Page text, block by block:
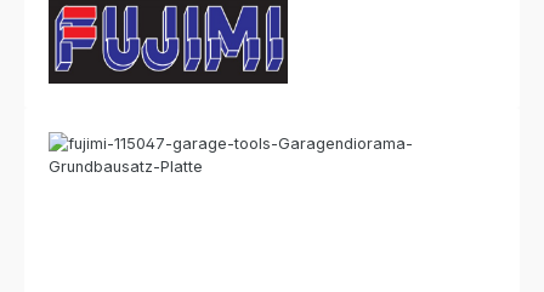
Bildergalerie überspringen